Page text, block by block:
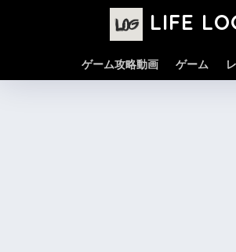
LIFE
ゲーム攻略動画 ゲーム